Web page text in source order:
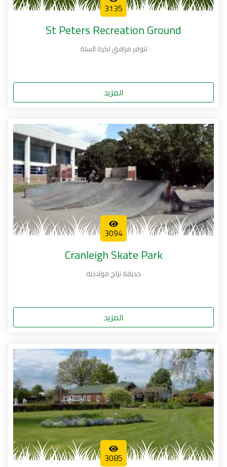
3135
St Peters Recreation Ground‏
تتوفر مرافق لكرة السلة
المزيد
3094
Cranleigh Skate Park
حديقة تزلج فولاذية
المزيد
3085